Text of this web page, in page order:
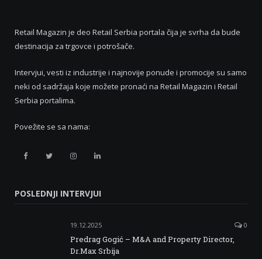
Retail Magazin je deo Retail Serbia portala čija je svrha da bude
destinacija za trgovce i potrošače.
Intervjui, vesti iz industrije i najnovije ponude i promocije su samo
neki od sadržaja koje možete pronaći na Retail Magazin i Retail
Serbia portalima.
Povežite se sa nama:
Retail
Facebook
Retail
Twitter
Retail
Instagram
Retail
Linkedin
POSLEDNJI INTERVJUI
19.12.2025 0
Predrag Gogić – M&A and Property Director,
Dr.Max Srbija